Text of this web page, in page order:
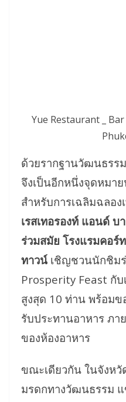
Yue Restaurant _
ด้วยรากฐานวัฒนธรร
จึงเป็นอีกหนึ่งจุดหมา
สำหรับการเฉลิมฉลอ
เรสเทอรองท์ แอนด์
ร่วมสมัย โรงแรมคอร์
ทาวน์ เชิญชวนนักชิม
Prosperity Feast กั
สูงสุด 10 ท่าน พร้อม
รับประทานอาหาร ภ
ของห้องอาหาร
ขณะเดียวกัน ในจังหวั
มรดกทางวัฒนธรรม